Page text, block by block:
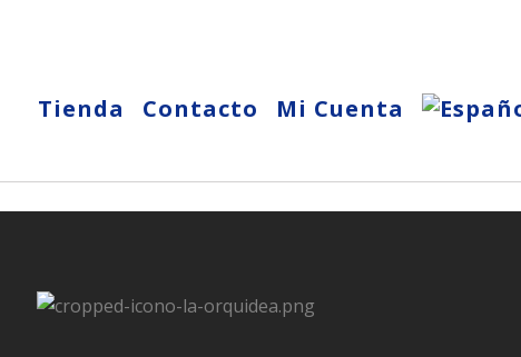
Tienda Contacto Mi Cuenta